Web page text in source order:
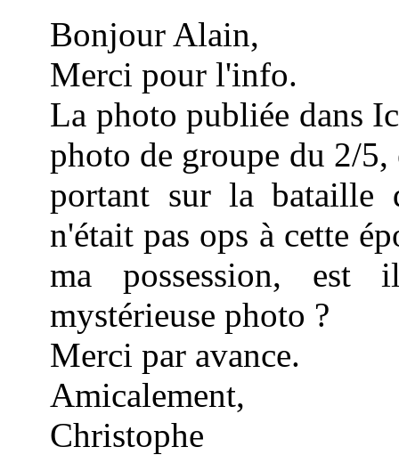
Bonjour Alain,
Merci pour l'info.
La photo publiée dans
photo de groupe du 2/5,
portant sur la bataille
n'était pas ops à cette
ma possession, est
mystérieuse photo ?
Merci par avance.
Amicalement,
Christophe